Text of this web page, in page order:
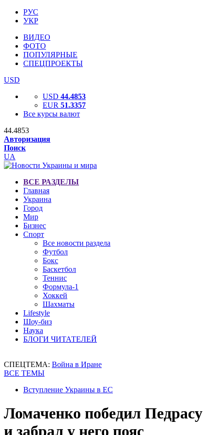
РУС
УКР
ВИДЕО
ФОТО
ПОПУЛЯРНЫЕ
СПЕЦПРОЕКТЫ
USD
USD 44.4853
EUR 51.3357
Все курсы валют
44.4853
Авторизация
Поиск
UA
ВСЕ РАЗДЕЛЫ
Главная
Украина
Город
Мир
Бизнес
Спорт
Все новости раздела
Футбол
Бокс
Баскетбол
Теннис
Формула-1
Хоккей
Шахматы
Lifestyle
Шоу-биз
Наука
БЛОГИ ЧИТАТЕЛЕЙ
СПЕЦТЕМА: Война в Иране
ВСЕ ТЕМЫ
Вступление Украины в ЕС
Ломаченко победил Педрасу
и забрал у него пояс